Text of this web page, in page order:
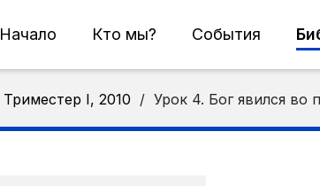
Начало Кто мы? События
Триместер I, 2010 / Урок 4. Бог явился во